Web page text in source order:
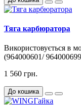
Тяга карбюратора
Використовується в
(964000601/
1 560 грн.
До кошика